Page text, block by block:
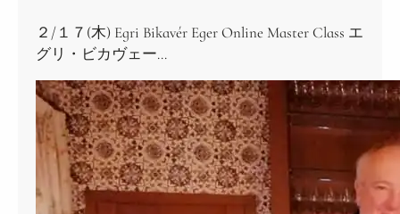
２/１７(木) Egri Bikavér Eger Online Master Class エ
グリ・ビカヴェー…